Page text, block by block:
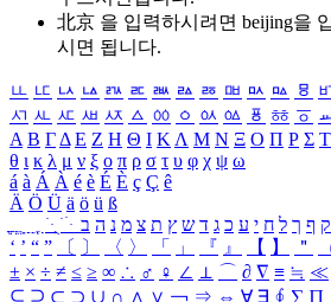
北京 을 입력하시려면 beijing을
시면 됩니다.
ㅥ ㅦ ㅧ ㅨ ㅩ ㅪ ㅫ ㅬ ㅭ ㅮ ㅯ ㅰ ㅱ
ㅺ ㅻ ㅼ ㅽ ㅾ ㅿ ㆀ ㆁ ㆂ ㆃ ㆄ ㆅ ㆆ
Α Β ΓΔ Ε Ζ Η Θ Ι ΚΛ Μ Ν Ξ Ο Π Ρ Σ Τ
θ ι κ λ μ ν ξ ο π ρ σ τ υ φ χ ψ ω
á à Á À é è É È ç Ç ê
Ä Ö Ü ä ö ü ß
ִֶֹ ֻּ ׁׂ ק ף ך ל ח י ע כ ג ד ש ץ ת צ מ נ ה ב
‘ ’ “ ” 〔 〕 〈 〉 「 」 『 』 【 】 ＂
± × ÷ ≠ ≤ ≥ ∞ ∴ ♂ ♀ ∠ ⊥ ⌒ ∂ ∇ ≡ ≒ ≪
⊆ ⊇ ⊂ ⊃ ∪ ∩ ∧ ∨ ￢ ⇒ ⇔ ∀ ∃ ∮ ∑ ∏